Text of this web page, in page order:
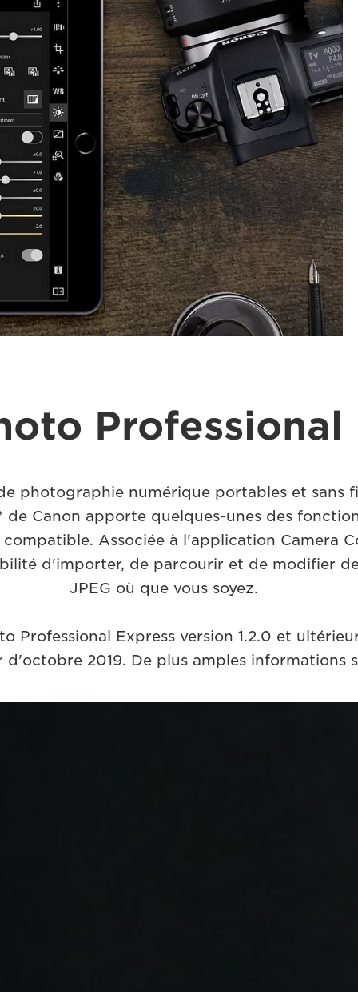
Professional
photographie numérique portables et sans
de Canon apporte quelques-unes des
Associée à l'application Camera
d'importer, de parcourir et de modifier
JPEG où que vous soyez.
Professional Express version 1.2.0 et
d'octobre 2019. De plus amples informations